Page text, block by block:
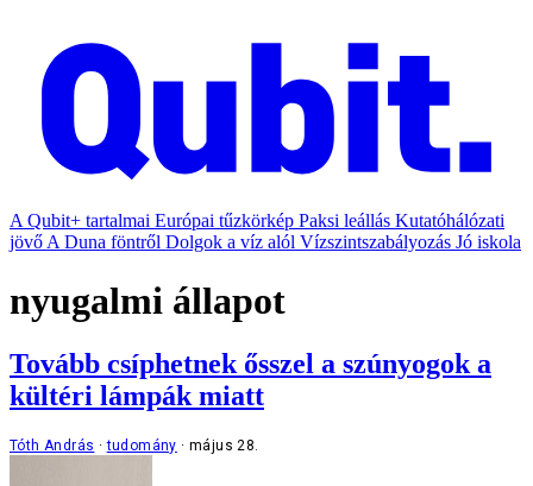
A Qubit+ tartalmai Európai tűzkörkép Paksi leállás Kutatóhálózati
jövő A Duna föntről Dolgok a víz alól Vízszintszabályozás Jó iskola
nyugalmi állapot
Tovább csíphetnek ősszel a szúnyogok a
kültéri lámpák miatt
Tóth András tudomány május 28.